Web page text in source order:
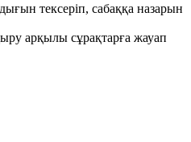
тексеріп, сабаққа назарын
арқылы сұрақтарға жауап